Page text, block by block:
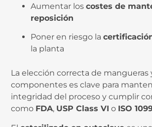
Aumentar loscostes de
reposición
Poner en riesgo la
la planta
La elección correcta de mangueras
componentes es clave para
integridad del proceso y cumplir
como FDA, USP Class VI o ISO